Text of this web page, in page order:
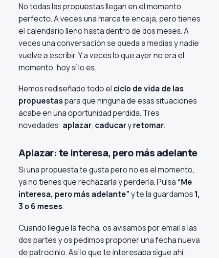
No todas las propuestas llegan en el momento
perfecto. A veces una marca te encaja, pero tienes
el calendario lleno hasta dentro de dos meses. A
veces una conversación se queda a medias y nadie
vuelve a escribir. Y a veces lo que ayer no era el
momento, hoy sí lo es.
Hemos rediseñado todo el ciclo de vida de las
propuestaspara que ninguna de esas situaciones
acabe en una oportunidad perdida. Tres
novedades: aplazar, caducaryretomar.
Aplazar: te interesa, pero más adelante
Si una propuesta te gusta pero no es el momento,
ya no tienes que rechazarla y perderla. Pulsa “Me
interesa, pero más adelante”y te la guardamos 1,
3 o 6 meses.
Cuando llegue la fecha, os avisamos por email a las
dos partes y os pedimos proponer una fecha nueva
de patrocinio. Así lo que te interesaba sigue ahí,